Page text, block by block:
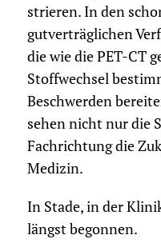
strieren. In den
gutverträglichen
die wie die PET-CT
Stoffwechsel
Beschwerden
sehen nicht nur die
Fachrichtung die
Medizin.
In Stade, in der
längst begonnen.